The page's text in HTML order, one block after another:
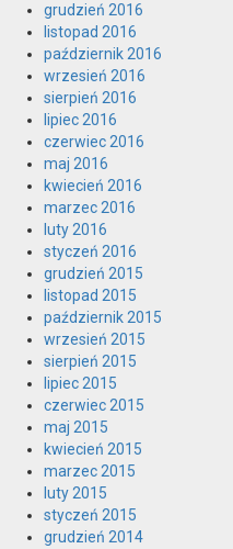
grudzień 2016
listopad 2016
październik 2016
wrzesień 2016
sierpień 2016
lipiec 2016
czerwiec 2016
maj 2016
kwiecień 2016
marzec 2016
luty 2016
styczeń 2016
grudzień 2015
listopad 2015
październik 2015
wrzesień 2015
sierpień 2015
lipiec 2015
czerwiec 2015
maj 2015
kwiecień 2015
marzec 2015
luty 2015
styczeń 2015
grudzień 2014